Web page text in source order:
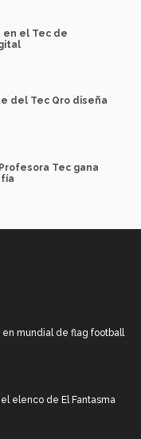
en el Tec de
del Tec Qro diseña
Tec gana
en mundial de flag football
elenco de El Fantasma